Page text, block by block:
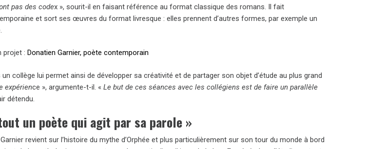
pas des codex », sourit-il en faisant référence au format classique des romans. Il fait
et sort ses œuvres du format livresque : elles prennent d’autres formes, par exemple un
projet : Donatien Garnier, poète contemporain
collège lui permet ainsi de développer sa créativité et de partager son objet d’étude au plus grand
expérience », argumente-t-il. «Le but de ces séances avec les collégiens est de faire un parallèle
détendu.
un poète qui agit par sa parole »
revient sur l’histoire du mythe d’Orphée et plus particulièrement sur son tour du monde à bord